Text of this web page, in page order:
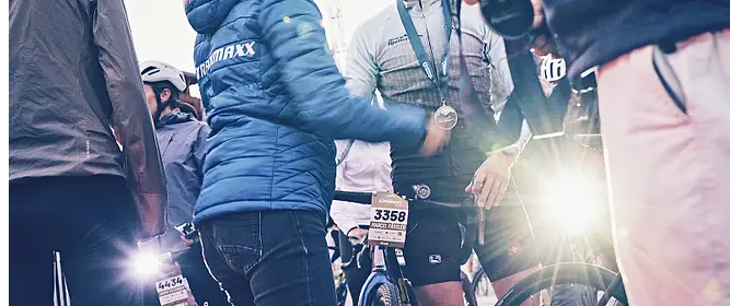
People
Lifestyle
Corporate